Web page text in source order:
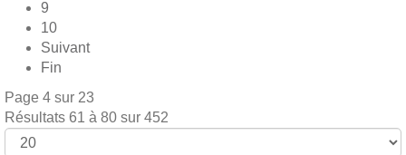
9
10
Suivant
Fin
Page 4 sur 23
Résultats 61 à 80 sur 452